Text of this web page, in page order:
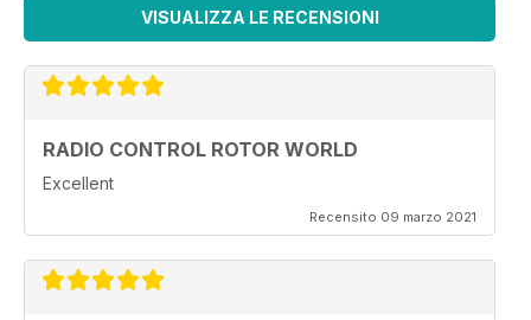
VISUALIZZA LE RECENSIONI
RADIO CONTROL ROTOR WORLD
Excellent
Recensito 09 marzo 2021